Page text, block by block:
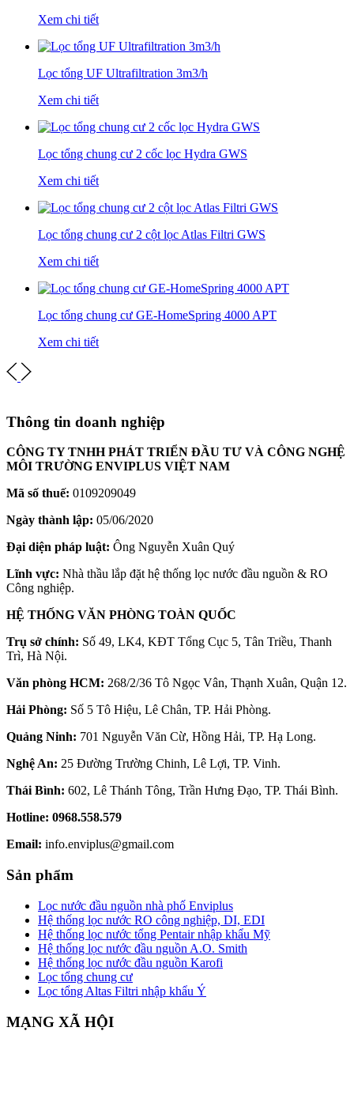
Xem chi tiết
Lọc tổng UF Ultrafiltration 3m3/h
Xem chi tiết
Lọc tổng chung cư 2 cốc lọc Hydra GWS
Xem chi tiết
Lọc tổng chung cư 2 cột lọc Atlas Filtri GWS
Xem chi tiết
Lọc tổng chung cư GE-HomeSpring 4000 APT
Xem chi tiết
Thông tin doanh nghiệp
CÔNG TY TNHH PHÁT TRIỂN ĐẦU TƯ VÀ CÔNG NGHỆ
MÔI TRƯỜNG ENVIPLUS VIỆT NAM
Mã số thuế: 0109209049
Ngày thành lập: 05/06/2020
Đại diện pháp luật: Ông Nguyễn Xuân Quý
Lĩnh vực: Nhà thầu lắp đặt hệ thống lọc nước đầu nguồn & RO
Công nghiệp.
HỆ THỐNG VĂN PHÒNG TOÀN QUỐC
Trụ sở chính: Số 49, LK4, KĐT Tổng Cục 5, Tân Triều, Thanh
Trì, Hà Nội.
Văn phòng HCM: 268/2/36 Tô Ngọc Vân, Thạnh Xuân, Quận 12.
Hải Phòng: Số 5 Tô Hiệu, Lê Chân, TP. Hải Phòng.
Quảng Ninh: 701 Nguyễn Văn Cừ, Hồng Hải, TP. Hạ Long.
Nghệ An: 25 Đường Trường Chinh, Lê Lợi, TP. Vinh.
Thái Bình: 602, Lê Thánh Tông, Trần Hưng Đạo, TP. Thái Bình.
Hotline: 0968.558.579
Email: info.enviplus@gmail.com
Sản phẩm
Lọc nước đầu nguồn nhà phố Enviplus
Hệ thống lọc nước RO công nghiệp, DI, EDI
Hệ thống lọc nước tổng Pentair nhập khẩu Mỹ
Hệ thống lọc nước đầu nguồn A.O. Smith
Hệ thống lọc nước đầu nguồn Karofi
Lọc tổng chung cư
Lọc tổng Altas Filtri nhập khẩu Ý
MẠNG XÃ HỘI